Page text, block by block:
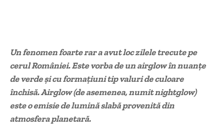
Un fenomen foarte rar a avut loc zilele trecute pe
cerul României. Este vorba de un airglow în nuanţe
de verde şi cu formaţiuni tip valuri de culoare
închisă. Airglow (de asemenea, numit nightglow)
este o emisie de lumină slabă provenită din
atmosfera planetară.